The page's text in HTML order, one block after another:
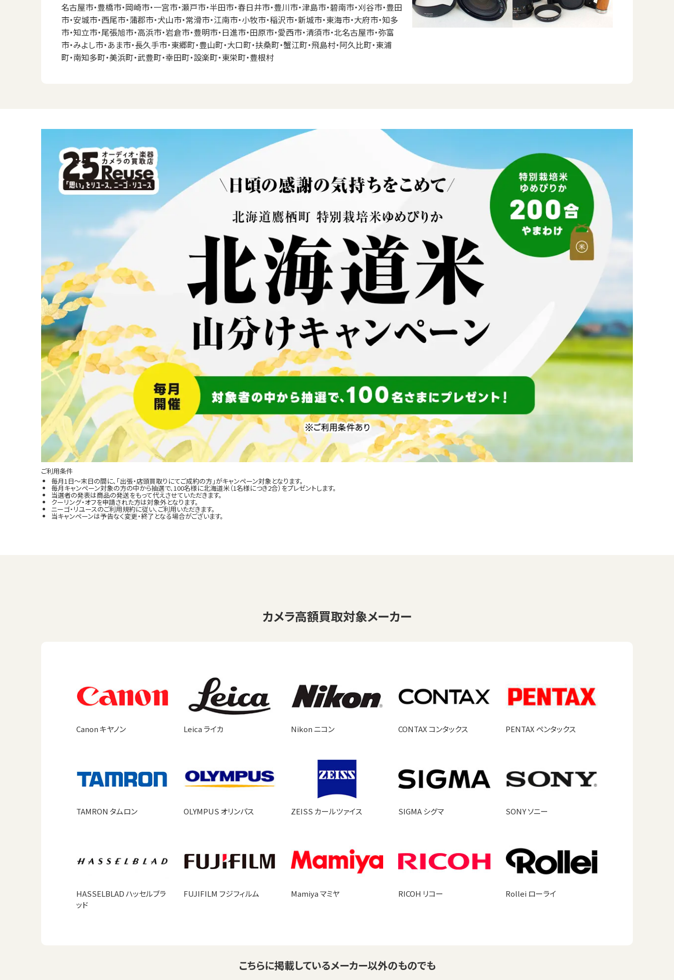
名古屋市・豊橋市・岡崎市・一宮市・瀬戸市・半田市・春日井市・豊川市・津島市・碧南市・刈谷市・豊田
市・安城市・西尾市・蒲郡市・犬山市・常滑市・江南市・小牧市・稲沢市・新城市・東海市・大府市・知多
市・知立市・尾張旭市・高浜市・岩倉市・豊明市・日進市・田原市・愛西市・清須市・北名古屋市・弥富
市・みよし市・あま市・長久手市・東郷町・豊山町・大口町・扶桑町・蟹江町・飛島村・阿久比町・東浦
町・南知多町・美浜町・武豊町・幸田町・設楽町・東栄町・豊根村
ご利用条件
毎月1日～末日の間に、「出張・店頭買取りにてご成約の方」がキャンペーン対象となります。
毎月キャンペーン対象の方の中から抽選で、100名様に北海道米（1名様につき2合）をプレゼントします。
当選者の発表は商品の発送をもって代えさせていただきます。
クーリング・オフを申請された方は対象外となります。
ニーゴ・リユースのご利用規約に従い、ご利用いただきます。
当キャンペーンは予告なく変更・終了となる場合がございます。
カメラ高額買取対象メーカー
Canon キヤノン Leica ライカ Nikon ニコン CONTAX コンタックス PENTAX ペンタックス
TAMRON タムロン OLYMPUS オリンパス ZEISS カールツァイス SIGMA シグマ SONY ソニー
HASSELBLAD ハッセルブラ
ッド
FUJIFILM フジフィルム Mamiya マミヤ RICOH リコー Rollei ローライ
こちらに掲載しているメーカー以外のものでも